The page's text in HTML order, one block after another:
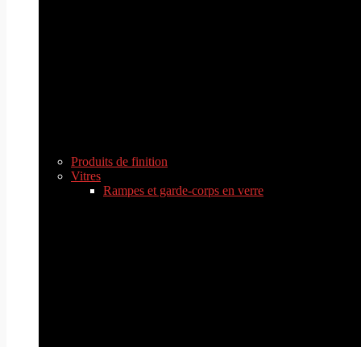
Produits de finition
Vitres
Rampes et garde-corps en verre